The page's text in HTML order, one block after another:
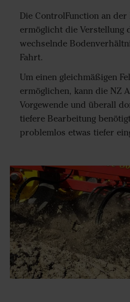
Die ControlFunction an der
ermöglicht die Verstellung
wechselnde
Fahrt.
Um einen gleichmäßigen
ermöglichen, kann die NZ
Vorgewende und überall
tiefere Bearbeitung
problemlos etwas tiefer